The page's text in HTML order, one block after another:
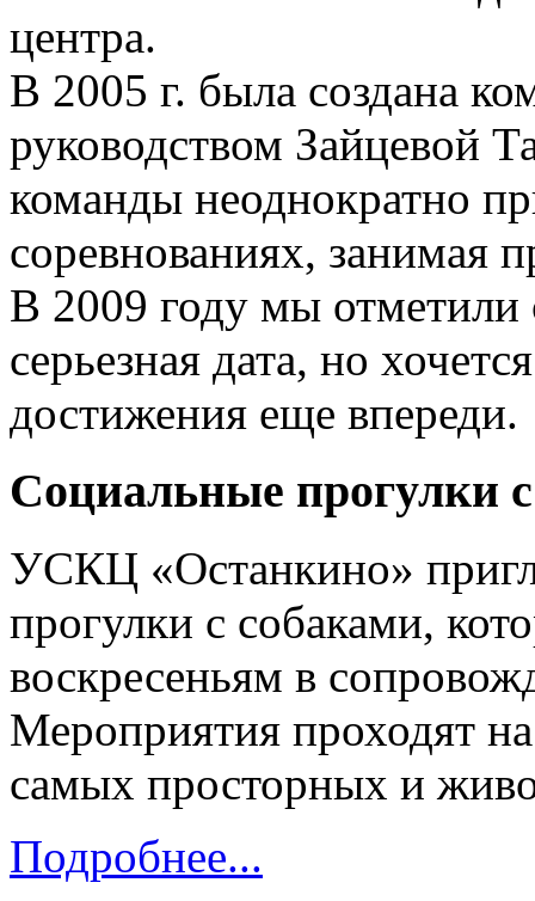
центра.
В 2005 г. была создана
руководством Зайцевой
команды неоднократно
соревнованиях, занимая
В 2009 году мы
серьезная дата, но
достижения еще впереди.
Социальные прогулки
УСКЦ «Останкино»
прогулки с собаками,
воскресеньям в
Мероприятия проходят
самых просторных и
Подробнее...